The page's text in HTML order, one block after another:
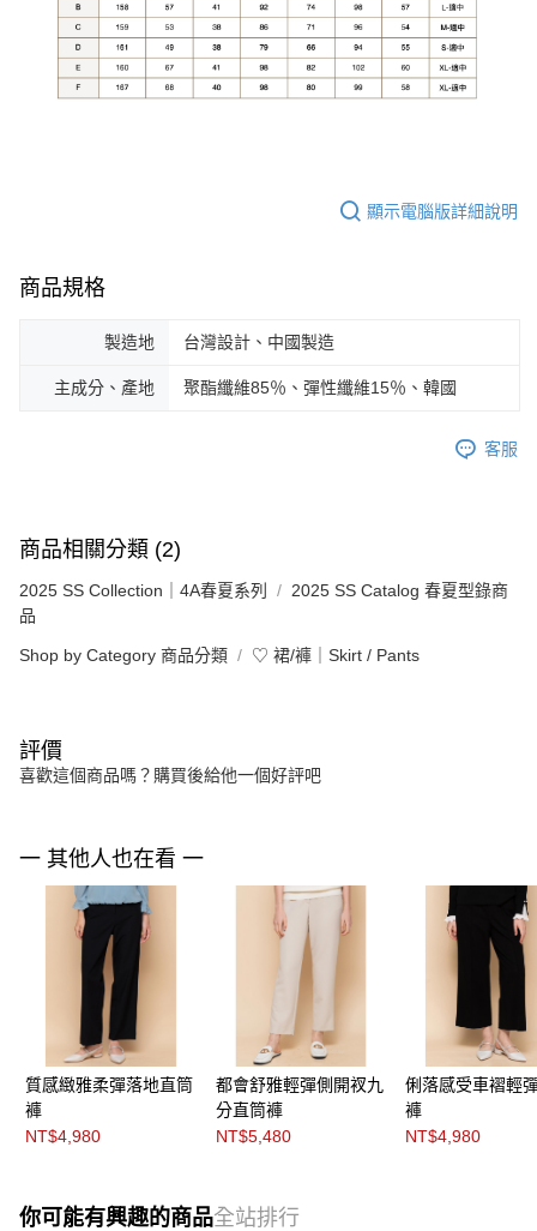
顯示電腦版詳細說明
商品規格
製造地 台灣設計、中國製造
主成分、產地 聚酯纖維85％、彈性纖維15％、韓國
客服
商品相關分類 (2)
2025 SS Collection｜4A春夏系列
2025 SS Catalog 春夏型錄商
品
Shop by Category 商品分類 ♡ 裙/褲｜Skirt / Pants
評價
喜歡這個商品嗎？購買後給他一個好評吧
一 其他人也在看 一
質感緻雅柔彈落地直筒
褲
NT$4,980
都會舒雅輕彈側開衩九
分直筒褲
NT$5,480
俐落感受車褶輕
褲
NT$4,980
你可能有興趣的商品全站排行